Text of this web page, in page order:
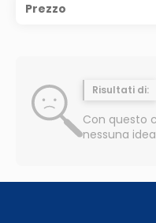
Prezzo
Risultati di:
Con questo
nessuna